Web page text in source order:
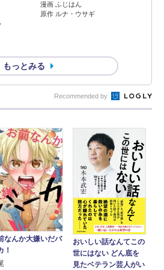
漫画 ふじはん
原作 ルナ・ウサギ
もっとみる
Recommended by
なんか大嫌いだバ
！
おいしい話なんてこの
世にはない どん底を
見たベテラン芸人がい